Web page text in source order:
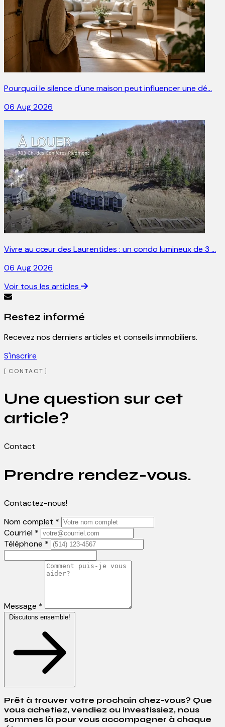
Pourquoi le silence d'une maison peut influencer une dé…
06 Aug 2026
Vivre au cœur des Laurentides : un condo lumineux de 3 …
06 Aug 2026
Voir tous les articles
Restez informé
Recevez nos derniers articles et conseils immobiliers.
S'inscrire
CONTACT
Une question sur cet
article?
Contact
Prendre rendez-vous.
Contactez-nous!
Nom complet *
Courriel *
Téléphone *
Message *
Discutons ensemble!
Prêt à trouver votre prochain chez-vous? Que
vous achetiez, vendiez ou investissiez, nous
sommes là pour vous accompagner à chaque